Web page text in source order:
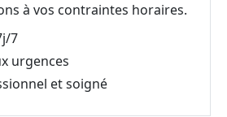
à vos contraintes horaires.
7
urgences
et soigné